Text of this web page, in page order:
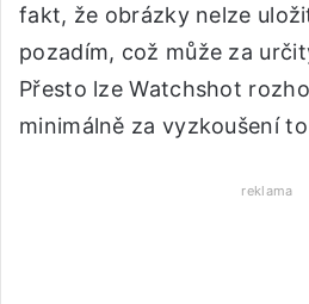
fakt, že obrázky nelze
pozadím, což může za
Přesto lze Watchshot
minimálně za vyzkoušení
reklama